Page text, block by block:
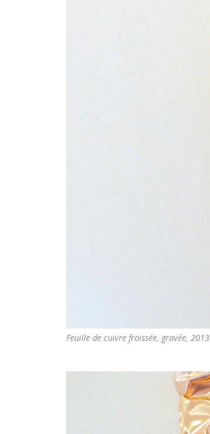
Feuille de cuivre froissée, gravée, 2013